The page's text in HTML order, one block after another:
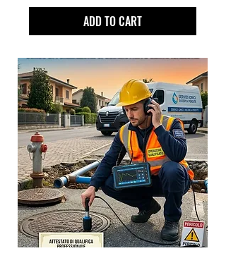
ADD TO CART